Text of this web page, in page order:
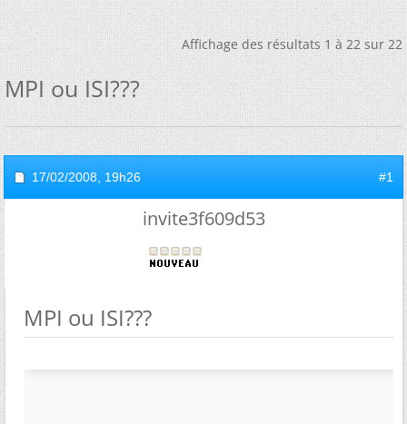
Affichage des résultats 1 à 22 sur 22
MPI ou ISI???
17/02/2008, 19h26 #1
invite3f609d53
MPI ou ISI???